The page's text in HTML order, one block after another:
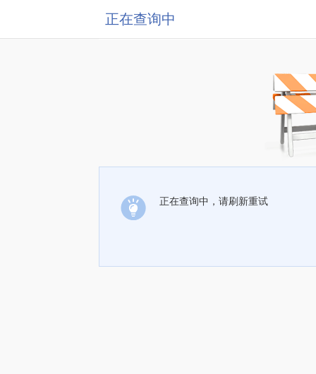
正在查询中
正在查询中，请刷新重试